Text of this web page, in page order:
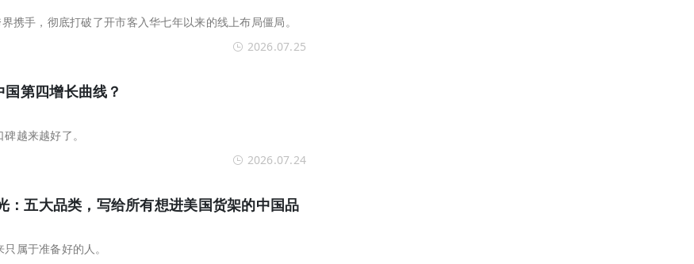
携手，彻底打破了开市客入华七年以来的线上布局僵局。
2026.07.25
第四增长曲线？
越来越好了。
2026.07.24
：五大品类，写给所有想进美国货架的中国品
属于准备好的人。